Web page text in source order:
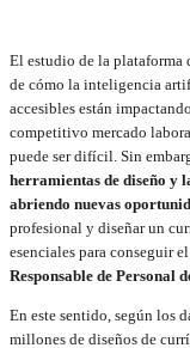
El estudio de la
de cómo la inteligencia
accesibles están
competitivo mercado
puede ser difícil. Sin
herramientas de diseño y
abriendo nuevas
profesional y diseñar un
esenciales para conseguir
Responsable de Personal
En este sentido, según los
millones de diseños de